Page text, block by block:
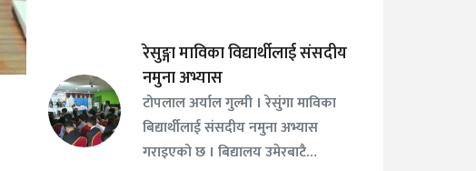
रेसुङ्गा माविका विद्यार्थीलाई संसदीय
नमुना अभ्यास
टोपलाल अर्याल गुल्मी । रेसुंगा माविका
बिद्यार्थीलाई संसदीय नमुना अभ्यास
गराइएको छ । बिद्यालय उमेरबाटै…